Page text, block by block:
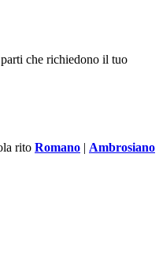
che richiedono il tuo
rito Romano | Ambrosiano